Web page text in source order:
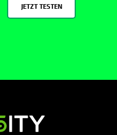
JETZT TESTEN
neuen Registerkarte
einer neuen Registerkarte
in einer neuen
wird in einer neuen
wird in einer neuen